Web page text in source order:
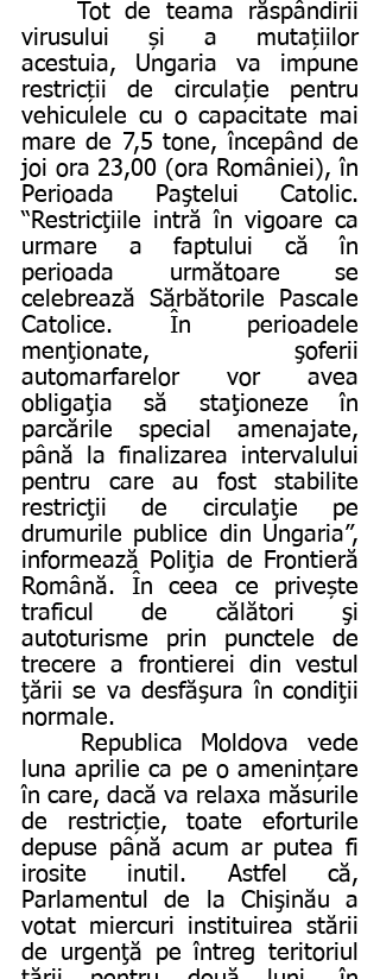
virusului și a mutațiilor
acestuia, Ungaria va impune
restricții de circulație pentru
vehiculele cu o capacitate mai
mare de 7,5 tone, începând de
joi ora 23,00 (ora României), în
Perioada Paştelui Catolic.
“Restricţiile intră în vigoare ca
urmare a faptului că în
perioada următoare se
celebrează Sărbătorile Pascale
Catolice. În perioadele
menţionate, şoferii
automarfarelor vor avea
obligaţia să staţioneze în
parcările special amenajate,
până la finalizarea intervalului
pentru care au fost stabilite
restricţii de circulaţie pe
drumurile publice din Ungaria”,
informează Poliţia de Frontieră
Română. În ceea ce privește
traficul de călători şi
autoturisme prin punctele de
trecere a frontierei din vestul
ţării se va desfăşura în condiţii
normale.
luna aprilie ca pe o amenințare
în care, dacă va relaxa măsurile
de restricție, toate eforturile
depuse până acum ar putea fi
irosite inutil. Astfel că,
Parlamentul de la Chişinău a
votat miercuri instituirea stării
de urgenţă pe întreg teritoriul